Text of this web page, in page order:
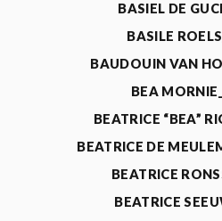
BASIEL DE
BASILE
BAUDOUIN VAN
BEA
BEATRICE “BEA”
BEATRICE DE
BEATRICE
BEATRICE